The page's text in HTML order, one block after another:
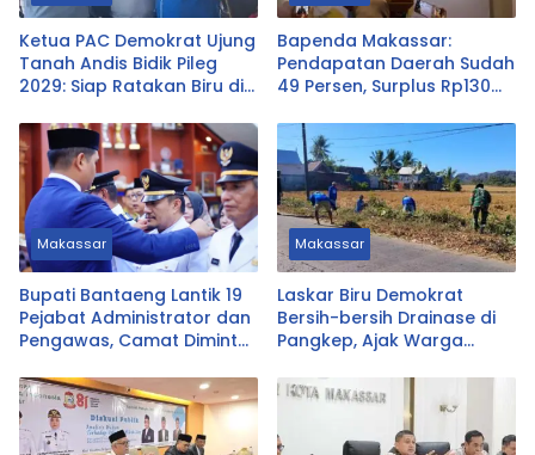
Ketua PAC Demokrat Ujung
Tanah Andis Bidik Pileg
2029: Siap Ratakan Biru di
Bapenda Makassar:
Pendapatan Daerah Sudah
49 Persen, Surplus Rp130
Makassar
Bupati Bantaeng Lantik 19
Pejabat Administrator dan
Pengawas, Camat Diminta
Makassar
Laskar Biru Demokrat
Bersih-bersih Drainase di
Pangkep, Ajak Warga